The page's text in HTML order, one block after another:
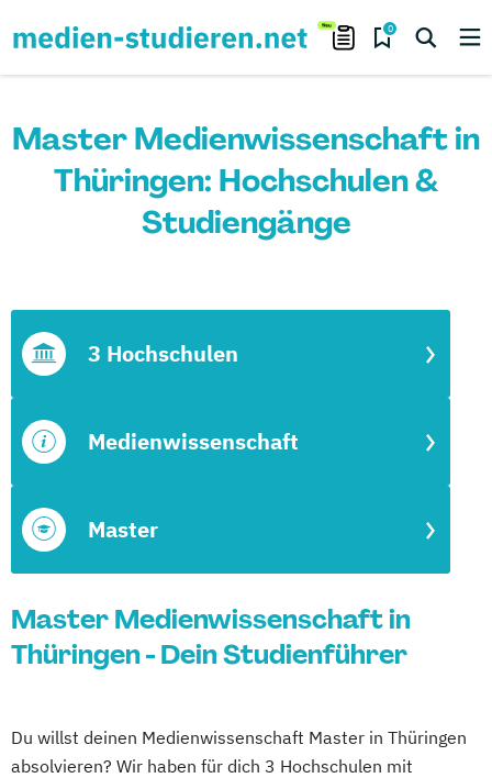
0
Master Medienwissenschaft in
Thüringen: Hochschulen &
Studiengänge
Master
Medienwissenschaft
3 Hochschulen
Master Medienwissenschaft in
Thüringen - Dein Studienführer
Du willst deinen Medienwissenschaft Master in Thüringen
absolvieren? Wir haben für dich 3 Hochschulen mit